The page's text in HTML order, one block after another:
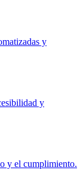
y
y
y el cumplimiento.